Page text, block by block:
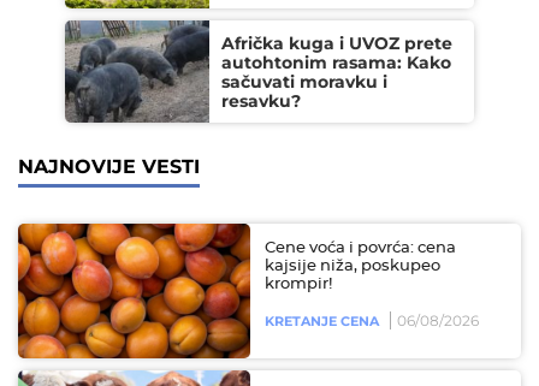
Afrička kuga i UVOZ prete
autohtonim rasama: Kako
sačuvati moravku i
resavku?
NAJNOVIJE VESTI
Cene voća i povrća: cena
kajsije niža, poskupeo
krompir!
KRETANJE CENA 06/08/2026